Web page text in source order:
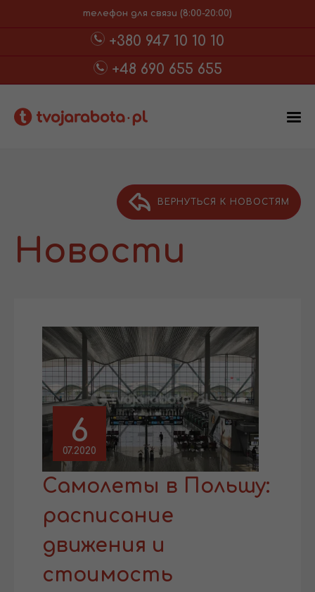
телефон для связи (8:00-20:00)
+380 947 10 10 10
+48 690 655 655
ВЕРНУТЬСЯ К НОВОСТЯМ
Новости
6
07.2020
Самолеты в Польшу:
расписание
движения и
стоимость